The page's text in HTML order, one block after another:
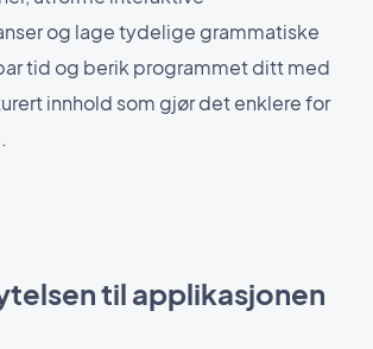
og lage tydelige grammatiske
tid og berik programmet ditt med
innhold som gjør det enklere for
til applikasjonen